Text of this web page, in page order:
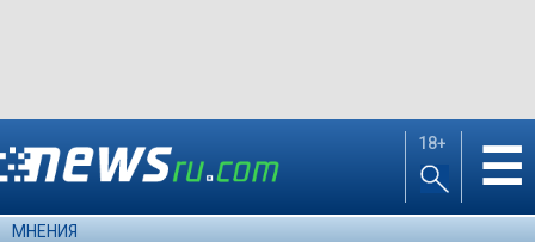
18+ ☰
МНЕНИЯ